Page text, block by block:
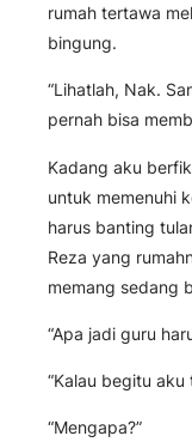
rumah tertawa
bingung.
“Lihatlah, Nak.
pernah bisa
Kadang aku
untuk memenuhi
harus banting
Reza yang
memang sedang
“Apa jadi guru
“Kalau begitu aku
“Mengapa?”